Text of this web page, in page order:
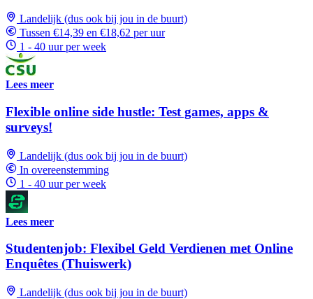
Landelijk (dus ook bij jou in de buurt)
Tussen €14,39 en €18,62 per uur
1 - 40 uur per week
Lees meer
Flexible online side hustle: Test games, apps &
surveys!
Landelijk (dus ook bij jou in de buurt)
In overeenstemming
1 - 40 uur per week
Lees meer
Studentenjob: Flexibel Geld Verdienen met Online
Enquêtes (Thuiswerk)
Landelijk (dus ook bij jou in de buurt)